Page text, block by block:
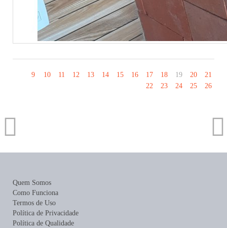
9 10 11 12 13 14 15 16 17 18 19 20
21
22
23 24 25 26
Quem Somos
Como Funciona
Termos de Uso
Política de Privacidade
Política de Qualidade